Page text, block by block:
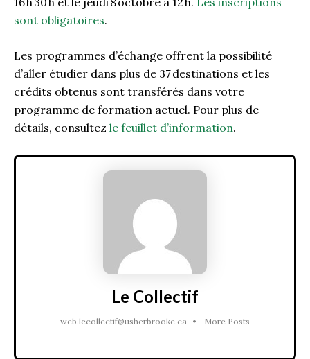
sont obligatoires.
Les programmes d’échange offrent la possibilité
d’aller étudier dans plus de 37destinations et les
crédits obtenus sont transférés dans votre
programme de formation actuel. Pour plus de
détails, consultez le feuillet d’information.
Le Collectif
web.lecollectif@usherbrooke.ca • More Posts